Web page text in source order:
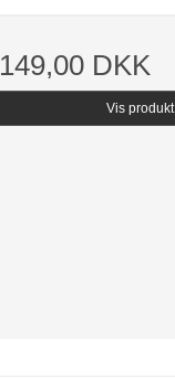
149,00 DKK
Vis produkt